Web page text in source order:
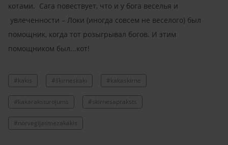
котами. Сага повествует, что и у бога веселья и
увлеченности – Локи (иногда совсем не веселого) был
помощник, когда тот розыгрывал богов. И этим
помощником был...кот!
#kakis #šķirneskaķi #kakaskirne
#kakaraksturojums #skirnesapraksts
#norvegijasmezakakis